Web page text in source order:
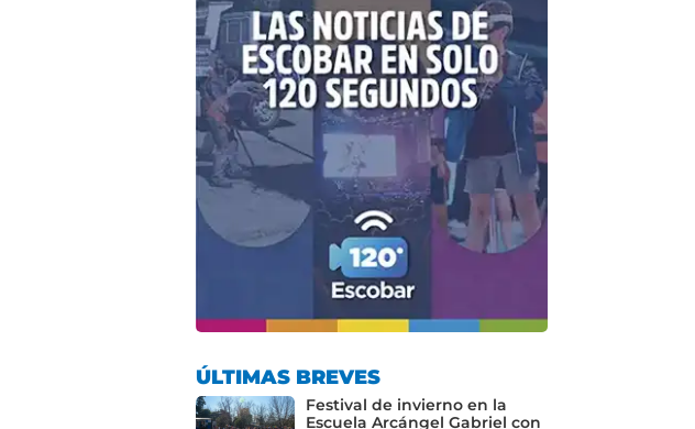
ÚLTIMAS BREVES
Festival de invierno en la
Escuela Arcángel Gabriel con